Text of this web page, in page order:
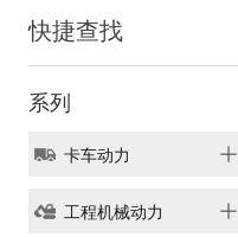
新能源动力
玉柴已在全球拥有完善服
务网络，在国内建立了
12个商用车系统部/驻外
区驻外销售大区、13个
玉柴芯蓝驻外销售大区、
施同心多元化发展的国有
大型企业集团。公司旗下
拥有20多家全资、控
股、参股二级子公司，涉
链、物流及供应链服务，
三大产业板块，在广西、
快捷查找
系列
卡车动力
工程机械动力